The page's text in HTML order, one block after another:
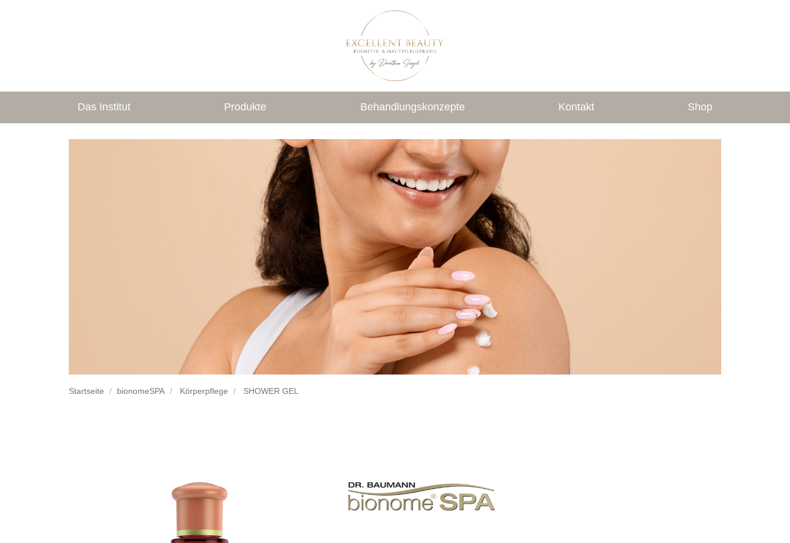
Das Institut Produkte Behandlungskonzepte Kontakt Shop
Startseite bionomeSPA Körperpflege SHOWER GEL